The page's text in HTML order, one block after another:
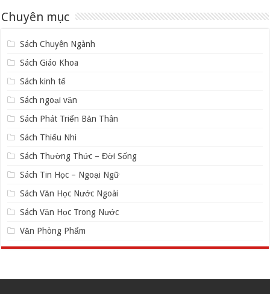
Chuyên mục
Sách Chuyên Ngành
Sách Giáo Khoa
Sách kinh tế
Sách ngoại văn
Sách Phát Triển Bản Thân
Sách Thiếu Nhi
Sách Thường Thức – Đời Sống
Sách Tin Học – Ngoại Ngữ
Sách Văn Học Nước Ngoài
Sách Văn Học Trong Nước
Văn Phòng Phẩm